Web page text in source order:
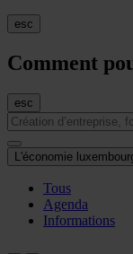
esc
Comment
esc
L'économie
Tous
Agenda
Informations